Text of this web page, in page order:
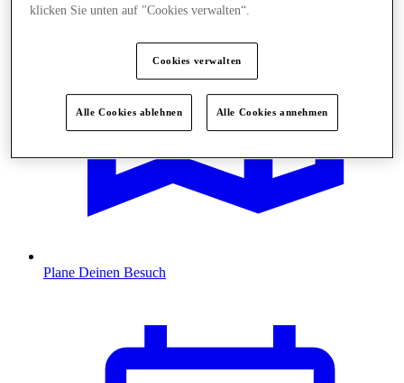
Plane Deinen Besuch
klicken Sie unten auf "Cookies verwalten“.
Cookies verwalten
Alle Cookies ablehnen Alle Cookies annehmen